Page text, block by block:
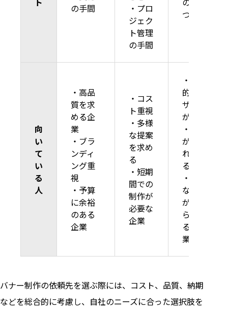
の手間
・プロ
ジェク
ト管理
の手間
つき
向
い
て
い
る
人
・高品
質を求
める企
業
・ブラ
ンディ
ング重
視
・予算
に余裕
のある
企業
・コス
ト重視
・多様
な提案
を求め
る
・短期
間での
制作が
必要な
企業
・継続
的なデ
ザイン
が必要
・予算
が限ら
れてい
る
・迅速
な対応
が求め
られ
る 企
業
バナー制作の依頼先を選ぶ際には、コスト、品質、納期
などを総合的に考慮し、自社のニーズに合った選択肢を